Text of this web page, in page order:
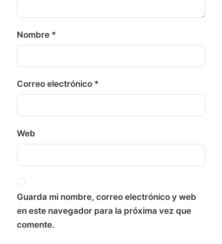
Nombre *
Correo electrónico *
Web
Guarda mi nombre, correo electrónico y web
en este navegador para la próxima vez que
comente.